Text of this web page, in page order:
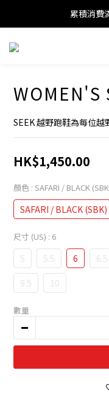
消
累積消費
消費
WOMEN'S
SEEK 越野跑鞋為每位越
HK$1,450.00
顏色 : SAFARI / BLACK
SAFARI / BLACK (SBK)
尺寸 (US) : 6
5 5.5 6 6.5
9.5
10
數量